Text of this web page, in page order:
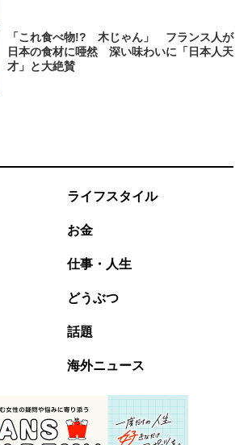
「これ食べ物!? 木じゃん」 フランス人が
日本の食材に唖然 深い味わいに「日本人天
才」と大絶賛
ライフスタイル
お金
仕事・人生
どうぶつ
話題
海外ニュース